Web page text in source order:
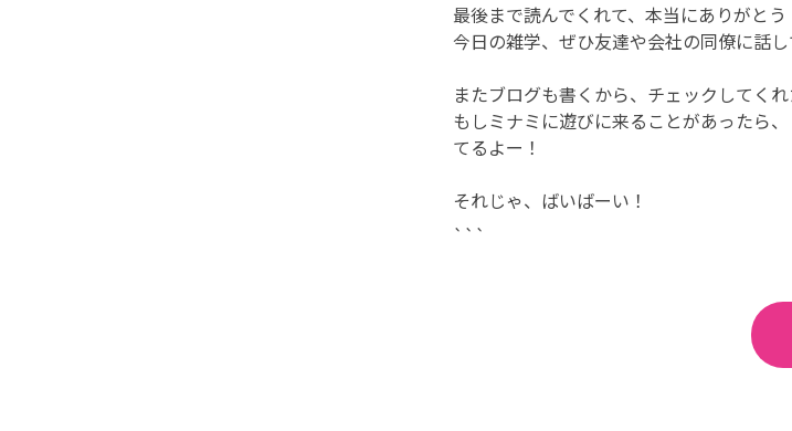
最後まで読んでくれて、本当にありがとう
今日の雑学、ぜひ友達や会社の同僚に話
またブログも書くから、チェックしてくれ
もしミナミに遊びに来ることがあったら
てるよー！
それじゃ、ばいばーい！
```